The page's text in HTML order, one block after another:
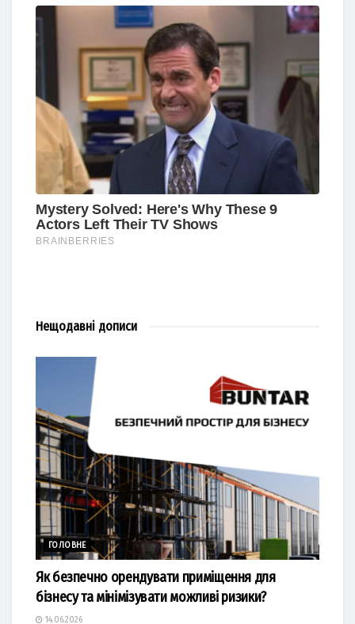
Нещодавні дописи
ГОЛОВНЕ
Як безпечно орендувати приміщення для
бізнесу та мінімізувати можливі ризики?
14.06.2026